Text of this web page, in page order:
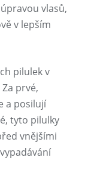
vlasů,
v lepším
pilulek v
prvé,
a posilují
tyto pilulky
vnějšími